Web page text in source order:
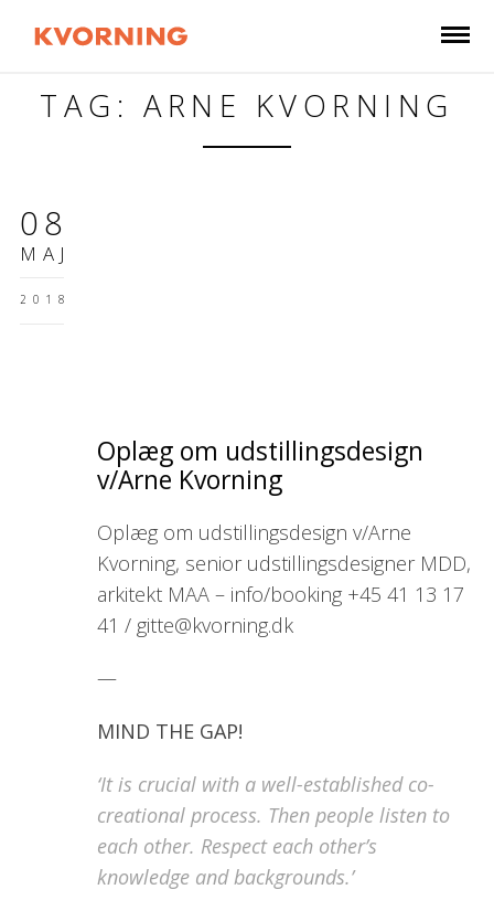
TAG: ARNE KVORNING
08
MAJ
2018
Oplæg om udstillingsdesign
v/Arne Kvorning
Oplæg om udstillingsdesign v/Arne
Kvorning, senior udstillingsdesigner MDD,
arkitekt MAA – info/booking +45 41 13 17
41 / gitte@kvorning.dk
—
MIND THE GAP!
‘It is crucial with a well-established co-
creational process. Then people listen to
each other. Respect each other’s
knowledge and backgrounds.’